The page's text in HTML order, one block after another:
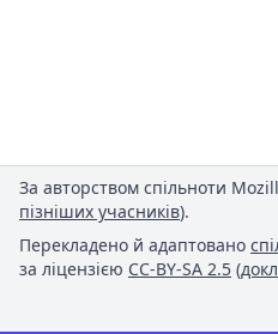
За авторством спільноти
пізніших учасників).
Перекладено й адаптовано
за ліцензією CC-BY-SA 2.5 (